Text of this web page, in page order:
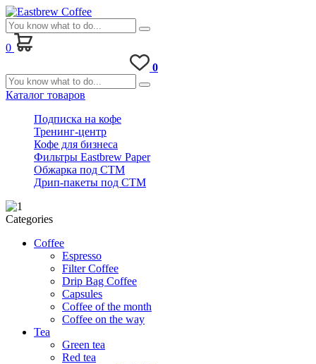
0
0
Каталог товаров
Подписка на кофе
Тренинг-центр
Кофе для бизнеса
Фильтры Eastbrew Paper
Обжарка под СТМ
Дрип-пакеты под СТМ
Categories
Coffee
Espresso
Filter Coffee
Drip Bag Coffee
Capsules
Coffee of the month
Coffee on the way
Tea
Green tea
Red tea